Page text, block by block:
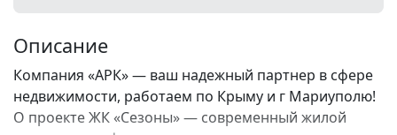
Описание
Компания «АРК» — ваш надежный партнер в сфере
недвижимости, работаем по Крыму и г Мариуполю!
О проекте ЖК «Сезоны» — современный жилой